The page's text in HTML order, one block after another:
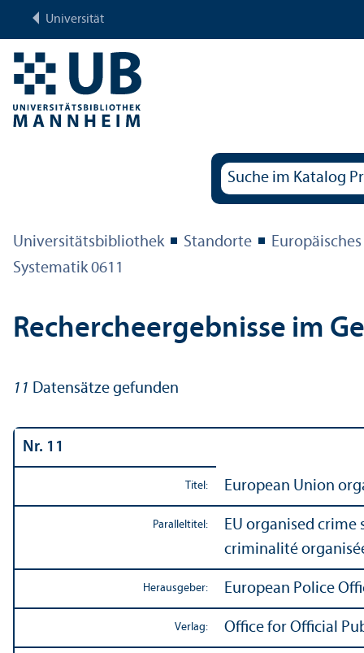
Universität
Universitäts­bibliothek Standorte
Systematik 0611
Rechercheergebnisse im
11 Datensätze gefunden
Nr. 11
Titel: European Union
Paralleltitel: EU organised
criminalité
Herausgeber: European Police
Verlag: Office for Official